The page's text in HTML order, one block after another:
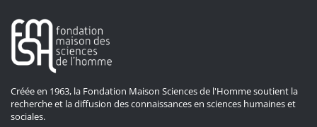
Créée en 1963, la Fondation Maison Sciences de l'Homme soutient la
recherche et la diffusion des connaissances en sciences humaines et
sociales.